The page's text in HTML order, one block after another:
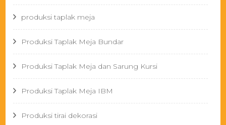
produksi taplak meja
Produksi Taplak Meja Bundar
Produksi Taplak Meja dan Sarung Kursi
Produksi Taplak Meja IBM
Produksi tirai dekorasi